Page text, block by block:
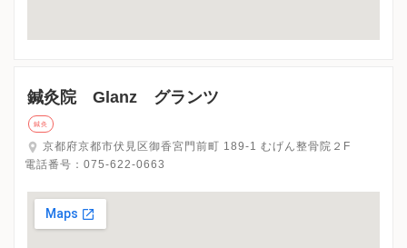
鍼灸院 Glanz グランツ
鍼灸
京都府京都市伏見区御香宮門前町 189‐1 むげん整骨院２F
電話番号： 075-622-0663